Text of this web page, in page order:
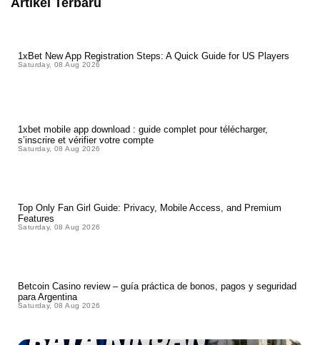
Artikel Terbaru
1xBet New App Registration Steps: A Quick Guide for US Players
Saturday, 08 Aug 2026
1xbet mobile app download : guide complet pour télécharger,
s’inscrire et vérifier votre compte
Saturday, 08 Aug 2026
Top Only Fan Girl Guide: Privacy, Mobile Access, and Premium
Features
Saturday, 08 Aug 2026
Betcoin Casino review – guía práctica de bonos, pagos y seguridad
para Argentina
Saturday, 08 Aug 2026